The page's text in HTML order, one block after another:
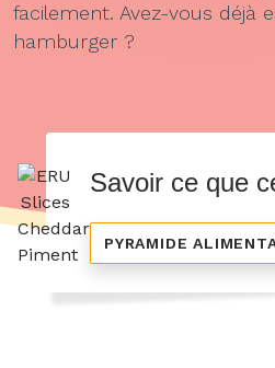
facilement. Avez-vous déjà
hamburger ?
Savoir ce que
PYRAMIDE